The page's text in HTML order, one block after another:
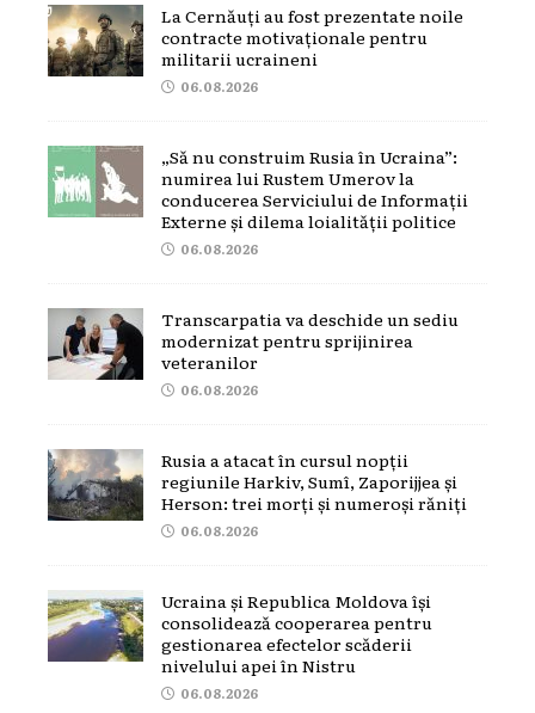
La Cernăuți au fost prezentate noile
contracte motivaționale pentru
militarii ucraineni
06.08.2026
„Să nu construim Rusia în Ucraina”:
numirea lui Rustem Umerov la
conducerea Serviciului de Informații
Externe și dilema loialității politice
06.08.2026
Transcarpatia va deschide un sediu
modernizat pentru sprijinirea
veteranilor
06.08.2026
Rusia a atacat în cursul nopții
regiunile Harkiv, Sumî, Zaporijjea și
Herson: trei morți și numeroși răniți
06.08.2026
Ucraina și Republica Moldova își
consolidează cooperarea pentru
gestionarea efectelor scăderii
nivelului apei în Nistru
06.08.2026